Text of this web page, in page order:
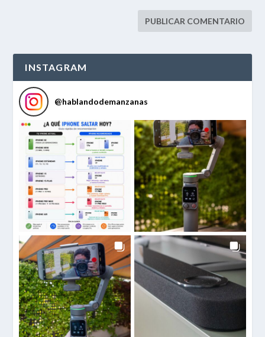
INSTAGRAM
@hablandodemanzanas